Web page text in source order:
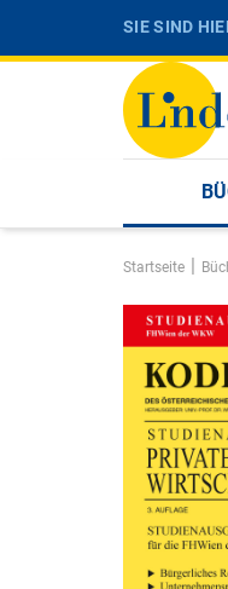
SIE SIND
Startseite |